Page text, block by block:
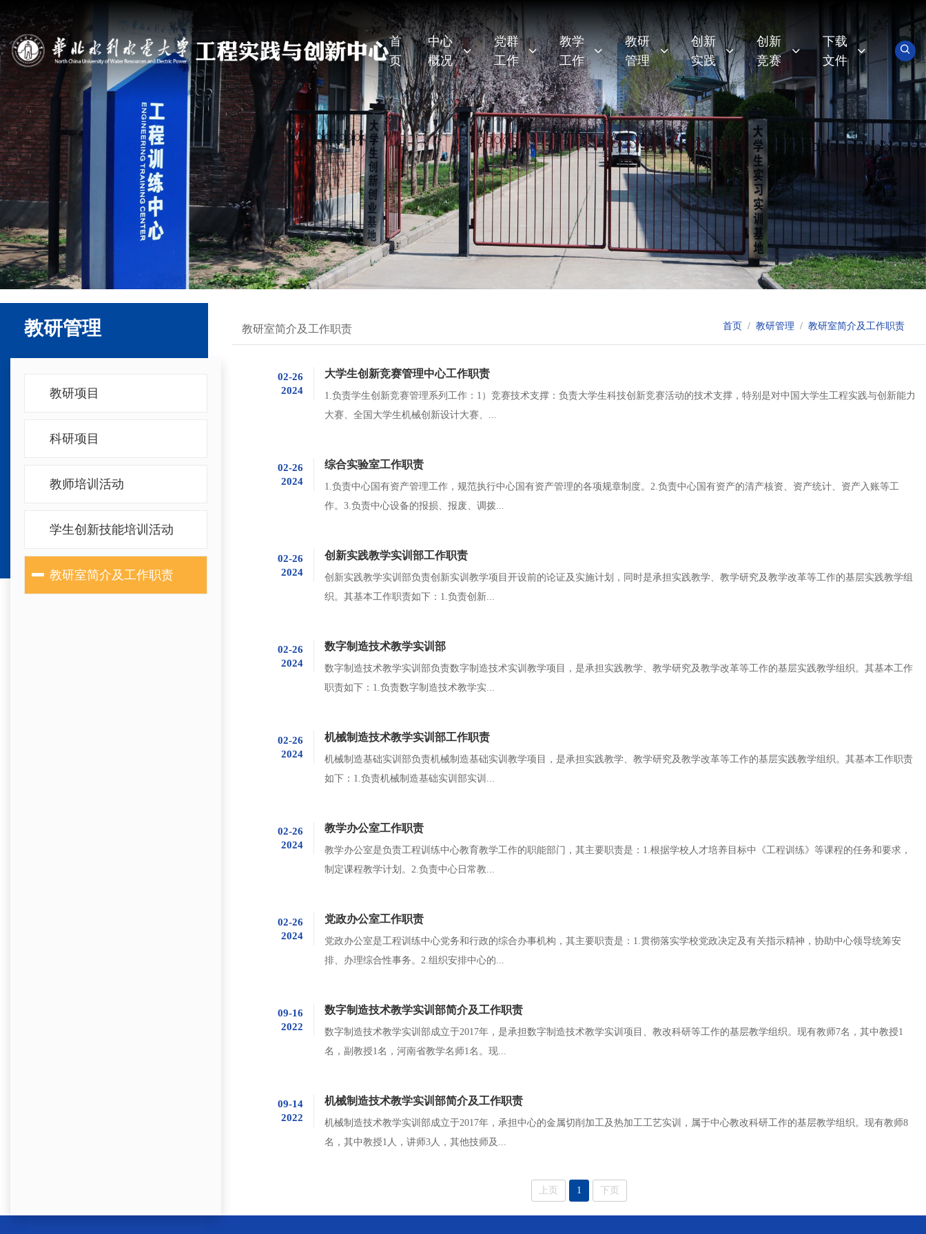
首
页
中心
概况
党群
工作
教学
工作
教研
管理
创新
实践
创新
竞赛
下载
文件
教研管理
教研项目
科研项目
教师培训活动
学生创新技能培训活动
教研室简介及工作职责
教研室简介及工作职责 首页 教研管理 教研室简介及工作职责
02-26
2024
大学生创新竞赛管理中心工作职责
1.负责学生创新竞赛管理系列工作：1）竞赛技术支撑：负责大学生科技创新竞赛活动的技术支撑，特别是对中国大学生工程实践与创新能力
大赛、全国大学生机械创新设计大赛、...
02-26
2024
综合实验室工作职责
1.负责中心国有资产管理工作，规范执行中心国有资产管理的各项规章制度。2.负责中心国有资产的清产核资、资产统计、资产入账等工
作。3.负责中心设备的报损、报废、调拨...
02-26
2024
创新实践教学实训部工作职责
创新实践教学实训部负责创新实训教学项目开设前的论证及实施计划，同时是承担实践教学、教学研究及教学改革等工作的基层实践教学组
织。其基本工作职责如下：1.负责创新...
02-26
2024
数字制造技术教学实训部
数字制造技术教学实训部负责数字制造技术实训教学项目，是承担实践教学、教学研究及教学改革等工作的基层实践教学组织。其基本工作
职责如下：1.负责数字制造技术教学实...
02-26
2024
机械制造技术教学实训部工作职责
机械制造基础实训部负责机械制造基础实训教学项目，是承担实践教学、教学研究及教学改革等工作的基层实践教学组织。其基本工作职责
如下：1.负责机械制造基础实训部实训...
02-26
2024
教学办公室工作职责
教学办公室是负责工程训练中心教育教学工作的职能部门，其主要职责是：1.根据学校人才培养目标中《工程训练》等课程的任务和要求，
制定课程教学计划。2.负责中心日常教...
02-26
2024
党政办公室工作职责
党政办公室是工程训练中心党务和行政的综合办事机构，其主要职责是：1.贯彻落实学校党政决定及有关指示精神，协助中心领导统筹安
排、办理综合性事务。2.组织安排中心的...
09-16
2022
数字制造技术教学实训部简介及工作职责
数字制造技术教学实训部成立于2017年，是承担数字制造技术教学实训项目、教改科研等工作的基层教学组织。现有教师7名，其中教授1
名，副教授1名，河南省教学名师1名。现...
09-14
2022
机械制造技术教学实训部简介及工作职责
机械制造技术教学实训部成立于2017年，承担中心的金属切削加工及热加工工艺实训，属于中心教改科研工作的基层教学组织。现有教师8
名，其中教授1人，讲师3人，其他技师及...
上页 1 下页